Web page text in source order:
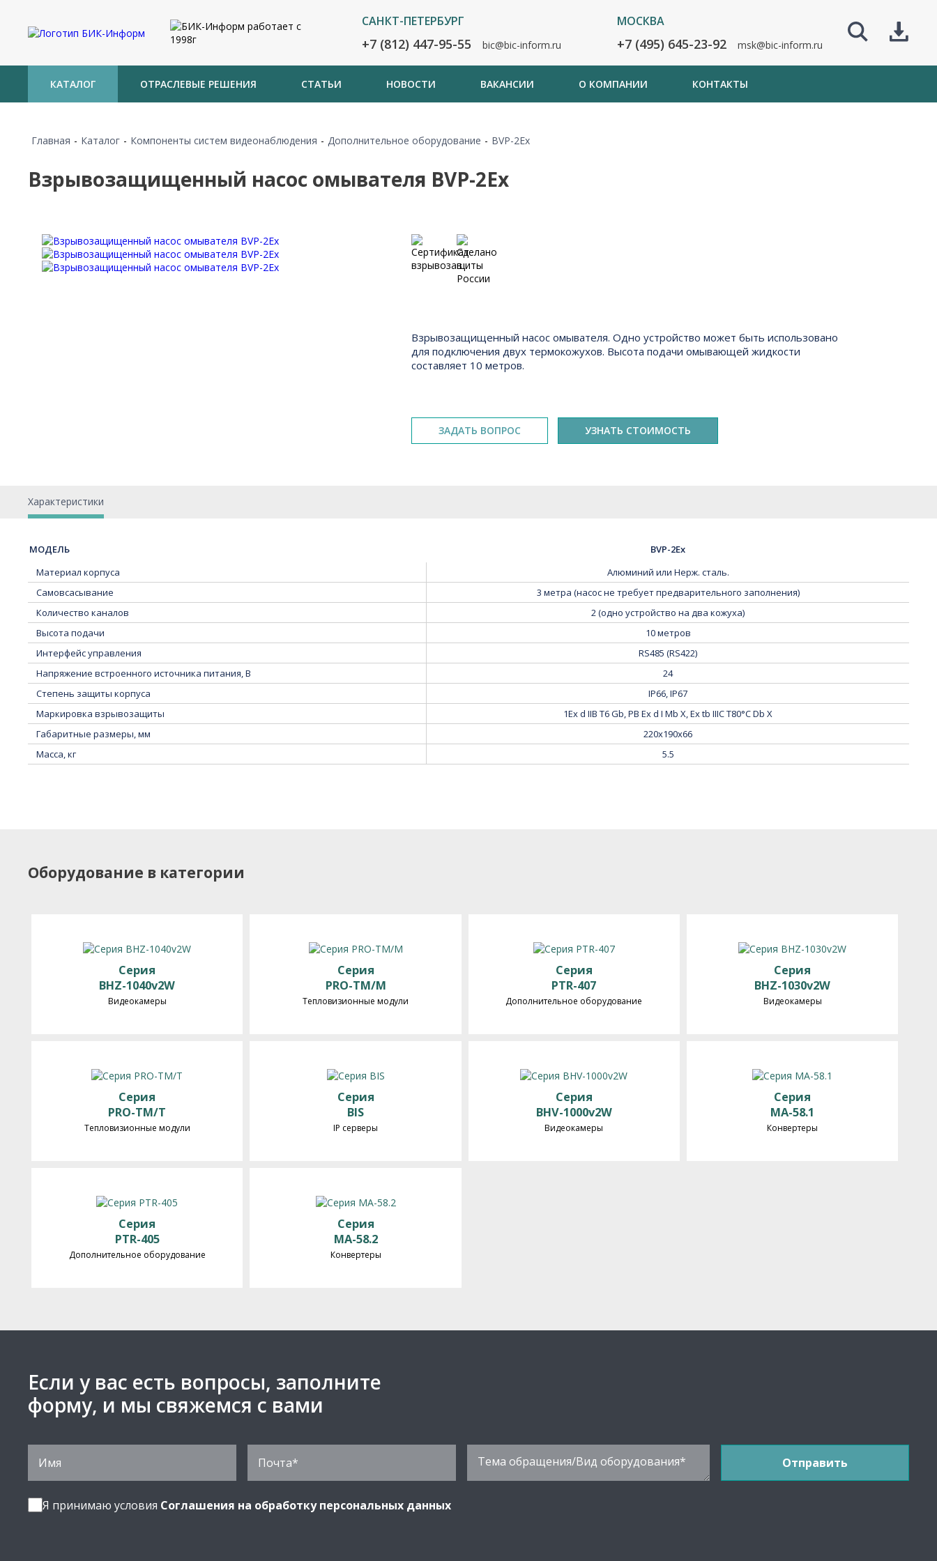
САНКТ-ПЕТЕРБУРГ
+7 (812) 447-95-55 bic@bic-inform.ru
МОСКВА
+7 (495) 645-23-92 msk@bic-inform.ru
КАТАЛОГ ОТРАСЛЕВЫЕ РЕШЕНИЯ СТАТЬИ НОВОСТИ ВАКАНСИИ О КОМПАНИИ КОНТАКТЫ
Главная - Каталог - Компоненты систем видеонаблюдения - Дополнительное оборудование - BVP-2Ex
Взрывозащищенный насос омывателя BVP-2Ex
Сертификаты
Краткое описание
Взрывозащищенный насос омывателя. Одно устройство может быть использовано
для подключения двух термокожухов. Высота подачи омывающей жидкости
составляет 10 метров.
ЗАДАТЬ ВОПРОС УЗНАТЬ СТОИМОСТЬ
Характеристики
МОДЕЛЬ
BVP-2Ex
Материал корпуса
Алюминий или Нерж. сталь.
Самовсасывание
3 метра (насос не требует предварительного заполнения)
Количество каналов
2 (одно устройство на два кожуха)
Высота подачи
10 метров
Интерфейс управления
RS485 (RS422)
Напряжение встроенного источника питания, В
24
Степень защиты корпуса
IP66, IP67
Маркировка взрывозащиты
1Ex d IIB T6 Gb, PB Ex d I Mb X, Ех tb IIIC T80°C Db X
Габаритные размеры, мм
220х190х66
Масса, кг
5.5
Оборудование в категории
Серия
BHZ-1040v2W
Видеокамеры
Серия
PRO-TM/M
Тепловизионные модули
Серия
PTR-407
Дополнительное оборудование
Серия
BHZ-1030v2W
Видеокамеры
Серия
PRO-TM/T
Тепловизионные модули
Серия
BIS
IP серверы
Серия
BHV-1000v2W
Видеокамеры
Серия
MA-58.1
Конвертеры
Серия
PTR-405
Дополнительное оборудование
Серия
MA-58.2
Конвертеры
Если у вас есть вопросы, заполните
форму, и мы свяжемся с вами
Я принимаю условия Соглашения на обработку персональных данных